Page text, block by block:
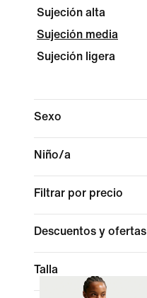
Sujeción alta
Sujeción media
Sujeción ligera
Sexo
Niño/a
Filtrar por precio
Descuentos y ofertas
Talla